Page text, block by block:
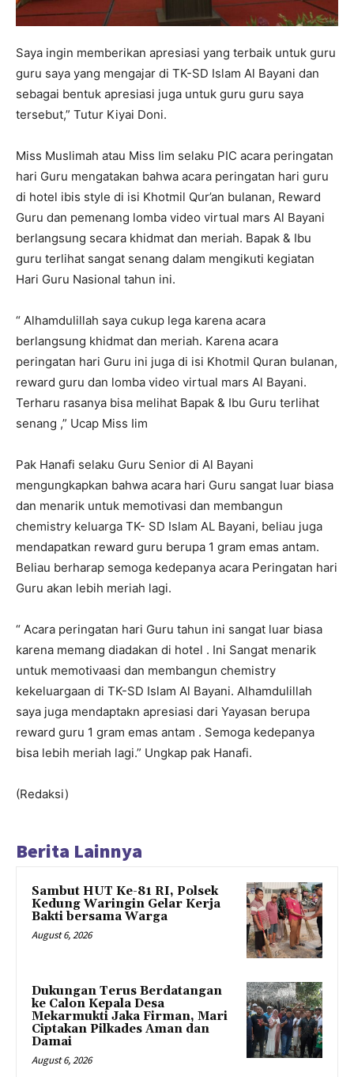
Saya ingin memberikan apresiasi yang terbaik untuk guru
guru saya yang mengajar di TK-SD Islam Al Bayani dan
sebagai bentuk apresiasi juga untuk guru guru saya
tersebut,” Tutur Kiyai Doni.
Miss Muslimah atau Miss Iim selaku PIC acara peringatan
hari Guru mengatakan bahwa acara peringatan hari guru
di hotel ibis style di isi Khotmil Qur’an bulanan, Reward
Guru dan pemenang lomba video virtual mars Al Bayani
berlangsung secara khidmat dan meriah. Bapak & Ibu
guru terlihat sangat senang dalam mengikuti kegiatan
Hari Guru Nasional tahun ini.
“ Alhamdulillah saya cukup lega karena acara
berlangsung khidmat dan meriah. Karena acara
peringatan hari Guru ini juga di isi Khotmil Quran bulanan,
reward guru dan lomba video virtual mars Al Bayani.
Terharu rasanya bisa melihat Bapak & Ibu Guru terlihat
senang ,” Ucap Miss Iim
Pak Hanafi selaku Guru Senior di Al Bayani
mengungkapkan bahwa acara hari Guru sangat luar biasa
dan menarik untuk memotivasi dan membangun
chemistry keluarga TK- SD Islam AL Bayani, beliau juga
mendapatkan reward guru berupa 1 gram emas antam.
Beliau berharap semoga kedepanya acara Peringatan hari
Guru akan lebih meriah lagi.
“ Acara peringatan hari Guru tahun ini sangat luar biasa
karena memang diadakan di hotel . Ini Sangat menarik
untuk memotivaasi dan membangun chemistry
kekeluargaan di TK-SD Islam Al Bayani. Alhamdulillah
saya juga mendaptakn apresiasi dari Yayasan berupa
reward guru 1 gram emas antam . Semoga kedepanya
bisa lebih meriah lagi.” Ungkap pak Hanafi.
(Redaksi)
Berita Lainnya
Sambut HUT Ke-81 RI, Polsek
Kedung Waringin Gelar Kerja
Bakti bersama Warga
August 6, 2026
Dukungan Terus Berdatangan
ke Calon Kepala Desa
Mekarmukti Jaka Firman, Mari
Ciptakan Pilkades Aman dan
Damai
August 6, 2026